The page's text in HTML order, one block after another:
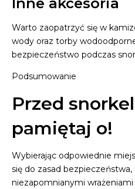
Warto zaopatrzyć się w
wody oraz torby
bezpieczeństwo podczas
Podsumowanie
Przed
pamiętaj o!
Wybierając odpowiednie
się do zasad
niezapomnianymi